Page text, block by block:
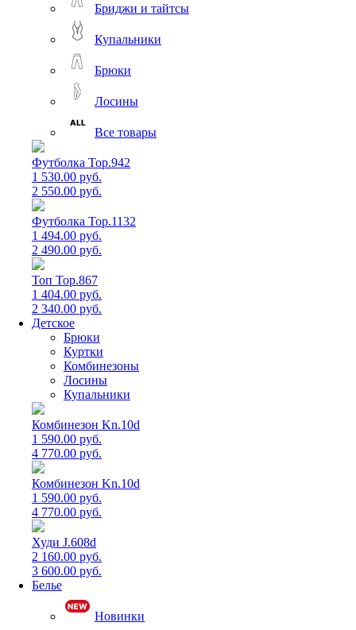
Бриджи и тайтсы
Купальники
Брюки
Лосины
Все товары
Футболка Top.942
1 530.00 руб.
2 550.00 руб.
Футболка Top.1132
1 494.00 руб.
2 490.00 руб.
Топ Top.867
1 404.00 руб.
2 340.00 руб.
Детское
Брюки
Куртки
Комбинезоны
Лосины
Купальники
Комбинезон Kn.10d
1 590.00 руб.
4 770.00 руб.
Комбинезон Kn.10d
1 590.00 руб.
4 770.00 руб.
Худи J.608d
2 160.00 руб.
3 600.00 руб.
Белье
Новинки